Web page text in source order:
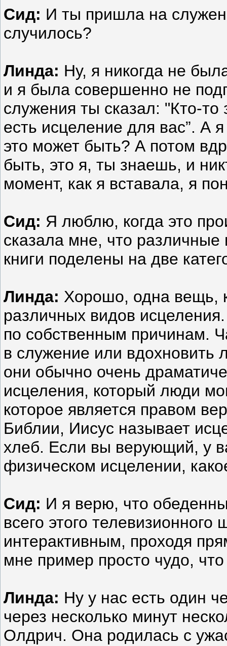
Сид: И ты пришла на
случилось?
Линда: Ну, я никогда не
и я была совершенно не
служения ты сказал: "Кто-
есть исцеление для вас”. А
это может быть? А потом
быть, это я, ты знаешь, и
момент, как я вставала, я
Сид: Я люблю, когда это
сказала мне, что различные
книги поделены на две
Линда: Хорошо, одна вещь,
различных видов
по собственным причинам.
в служение или вдохновить
они обычно очень
исцеления, который люди
которое является правом
Библии, Иисус называет
хлеб. Если вы верующий, у
физическом исцелении,
Сид: И я верю, что
всего этого
интерактивным, проходя
мне пример просто чудо,
Линда: Ну у нас есть один
через несколько минут
Олдрич. Она родилась с